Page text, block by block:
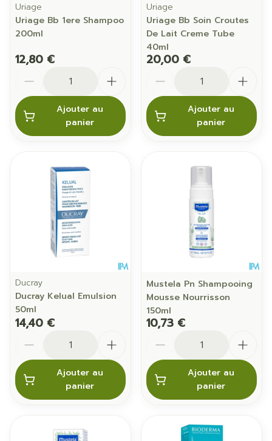
Uriage
Uriage Bb 1ere Shampoo
200ml
12,80 €
Ajouter au
panier
Uriage
Uriage Bb Soin Croutes
De Lait Creme Tube
40ml
20,00 €
Ajouter au
panier
Ducray
Ducray Kelual Emulsion
50ml
14,40 €
Ajouter au
panier
Mustela Pn Shampooing
Mousse Nourrisson
150ml
10,73 €
Ajouter au
panier